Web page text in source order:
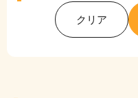
クリア